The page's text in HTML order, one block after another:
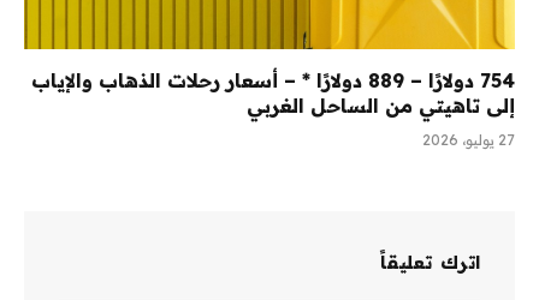
754 دولارًا – 889 دولارًا * – أسعار رحلات الذهاب والإياب
إلى تاهيتي من الساحل الغربي
27 يوليو، 2026
اترك تعليقاً